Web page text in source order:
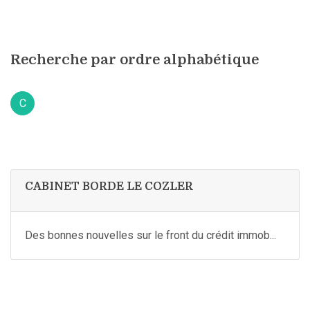
Recherche par ordre alphabétique
C
CABINET BORDE LE COZLER
Des bonnes nouvelles sur le front du crédit immob...